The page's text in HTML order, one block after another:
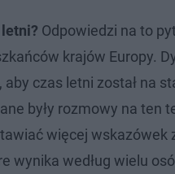
Odpowiedzi na to
krajów Europy.
czas letni został na
były rozmowy na ten
więcej
wynika według wielu